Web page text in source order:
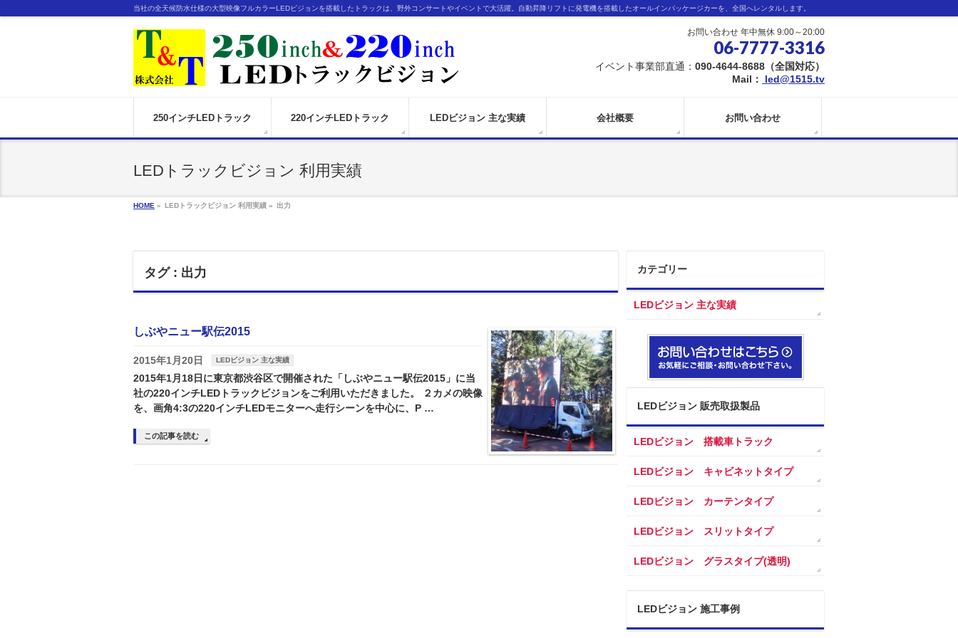
当社の全天候防水仕様の大型映像フルカラーLEDビジョンを搭載したトラックは、野外コンサートやイベントで大活躍。自動昇降リフトに発電機を搭載したオールインパッケージカーを、全国へレンタルします。
お問い合わせ 年中無休 9:00～20:00
06-7777-3316
イベント事業部直通： 090-4644-8688（全国対応）
Mail：
led@1515.tv
250インチLEDトラック 220インチLEDトラック LEDビジョン 主な実績 会社概要 お問い合わせ
LEDトラックビジョン 利用実績
HOME » LEDトラックビジョン 利用実績 » 出力
タグ : 出力
しぶやニュー駅伝2015
2015年1月20日 LEDビジョン 主な実績
2015年1月18日に東京都渋谷区で開催された「しぶやニュー駅伝2015」に当
社の220インチLEDトラックビジョンをご利用いただきました。 ２カメの映像
を、画角4:3の220インチLEDモニターへ走行シーンを中心に、P …
この記事を読む
カテゴリー
LEDビジョン 主な実績
LEDビジョン 販売取扱製品
LEDビジョン 搭載車トラック
LEDビジョン キャビネットタイプ
LEDビジョン カーテンタイプ
LEDビジョン スリットタイプ
LEDビジョン グラスタイプ(透明)
LEDビジョン 施工事例